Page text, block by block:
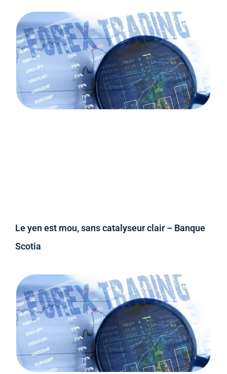
Le yen est mou, sans catalyseur clair – Banque
Scotia